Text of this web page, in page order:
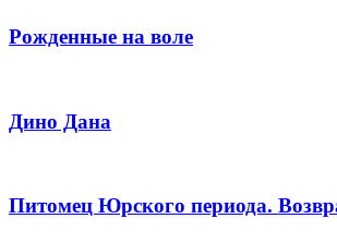
Рожденные на воле
Дино Дана
Питомец Юрского периода.